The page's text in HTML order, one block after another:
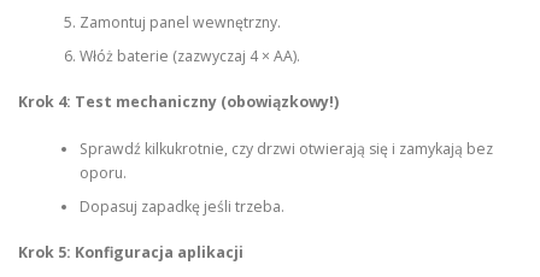
Zamontuj panel wewnętrzny.
Włóż baterie (zazwyczaj 4 × AA).
Krok 4: Test mechaniczny (obowiązkowy!)
Sprawdź kilkukrotnie, czy drzwi otwierają się i zamykają bez
oporu.
Dopasuj zapadkę jeśli trzeba.
Krok 5: Konfiguracja aplikacji